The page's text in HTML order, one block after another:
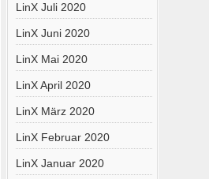
LinX Juli 2020
LinX Juni 2020
LinX Mai 2020
LinX April 2020
LinX März 2020
LinX Februar 2020
LinX Januar 2020